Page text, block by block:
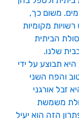
משום כך,
מקומיות
הביתית
שלנו.
תבוצע על ידי
והפח השני
זבל אורגני
משמשת
הזה הוא יעיל